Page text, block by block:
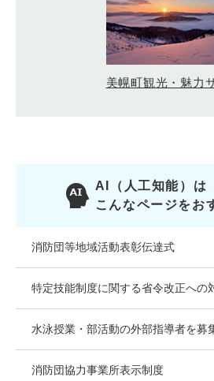
美幌町観光・魅力
AI（人工知能）は
こんなページをお
消防団等地域活動表彰伝達式
特定技能制度に関する省令改正への
水泳授業・部活動の外部指導者を募
消防団協力事業所表示制度